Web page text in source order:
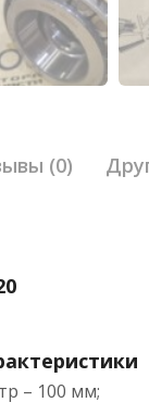
(0)
– 100 мм;